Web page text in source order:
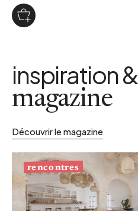
inspiration &
magazine
Découvrir le magazine
rencontres